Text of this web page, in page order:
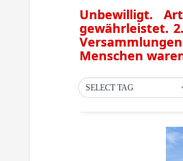
Unbewilligt.
gewährleistet.
Menschen
SELECT TAG